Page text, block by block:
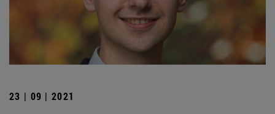
23 | 09 | 2021